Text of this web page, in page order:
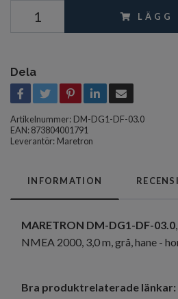
LÄGG
Dela
Artikelnummer: DM-DG1-DF-03.0
EAN: 873804001791
Leverantör: Maretron
INFORMATION
MARETRON DM-DG1-DF-03.0
NMEA 2000, 3,0 m, grå, hane -
Bra produktrelaterade länkar: